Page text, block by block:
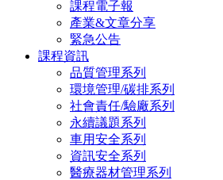
課程電子報
產業&文章分享
緊急公告
課程資訊
品質管理系列
環境管理/碳排系列
社會責任/驗廠系列
永續議題系列
車用安全系列
資訊安全系列
醫療器材管理系列